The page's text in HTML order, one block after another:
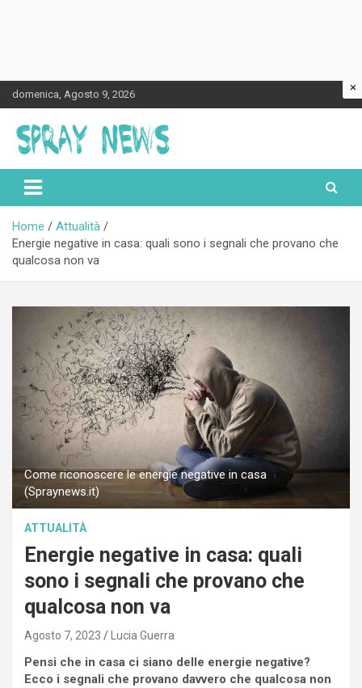
Skip
to
content
domenica, Agosto 9, 2026
Spraynews.it
Home
Attualità
Energie negative in casa: quali sono i segnali che provano che
qualcosa non va
Come riconoscere le energie negative in casa
(Spraynews.it)
ATTUALITÀ
Energie negative in casa: quali
sono i segnali che provano che
qualcosa non va
Agosto 7, 2023 Lucia Guerra
Pensi che in casa ci siano delle energie negative?
Ecco i segnali che provano davvero che qualcosa non
×